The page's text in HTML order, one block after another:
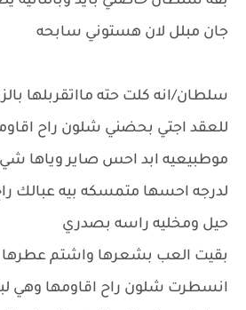
جان مبلل لان هستوني سابحه
سلطان/انه كلت حته مااتقربلها
للعقد اجتي بحضني شلون راح
موطبيعيه ابد احس صاير وياها
لدرجه احسها متمسكه بيه عبالك
حيل ومخليه راسه بصدري
بقيت العب بشعرها واشتم
انسطرت شلون راح اقاومها وهي